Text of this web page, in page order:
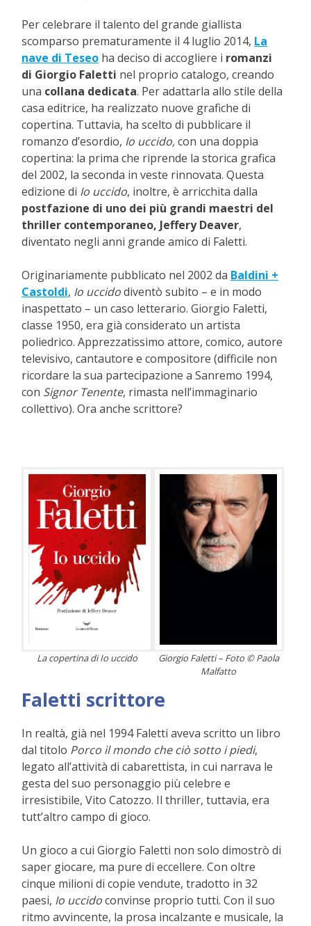
Per celebrare il talento del grande giallista
scomparso prematuramente il 4 luglio 2014, La
nave di Teseo ha deciso di accogliere i romanzi
di Giorgio Faletti nel proprio catalogo, creando
una collana dedicata. Per adattarla allo stile della
casa editrice, ha realizzato nuove grafiche di
copertina. Tuttavia, ha scelto di pubblicare il
romanzo d’esordio, Io uccido,con una doppia
copertina: la prima che riprende la storica grafica
del 2002, la seconda in veste rinnovata. Questa
edizione di Io uccido, inoltre, è arricchita dalla
postfazione di uno dei più grandi maestri del
thriller contemporaneo, Jeffery Deaver,
diventato negli anni grande amico di Faletti.
Originariamente pubblicato nel 2002 da Baldini +
Castoldi, Io uccidodiventò subito – e in modo
inaspettato – un caso letterario. Giorgio Faletti,
classe 1950, era già considerato un artista
poliedrico. Apprezzatissimo attore, comico, autore
televisivo, cantautore e compositore (difficile non
ricordare la sua partecipazione a Sanremo 1994,
con Signor Tenente, rimasta nell’immaginario
collettivo). Ora anche scrittore?
La copertina di Io uccido
Giorgio Faletti – Foto © Paola
Malfatto
Faletti scrittore
In realtà, già nel 1994 Faletti aveva scritto un libro
dal titolo Porco il mondo che ciò sotto i piedi,
legato all’attività di cabarettista, in cui narrava le
gesta del suo personaggio più celebre e
irresistibile, Vito Catozzo. Il thriller, tuttavia, era
tutt’altro campo di gioco.
Un gioco a cui Giorgio Faletti non solo dimostrò di
saper giocare, ma pure di eccellere. Con oltre
cinque milioni di copie vendute, tradotto in 32
paesi, Io uccidoconvinse proprio tutti. Con il suo
ritmo avvincente, la prosa incalzante e musicale, la